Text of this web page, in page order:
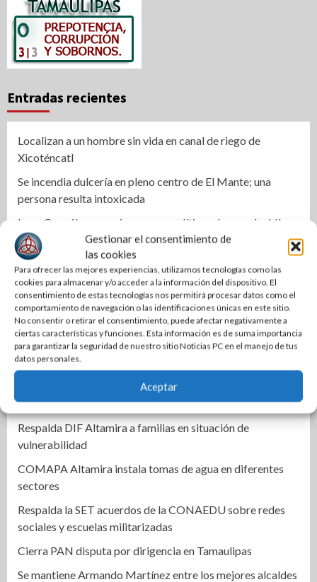
Gestionar el consentimiento de
las cookies
Para ofrecer las mejores experiencias, utilizamos tecnologías como las
cookies para almacenar y/o acceder a la información del dispositivo. El
consentimiento de estas tecnologías nos permitirá procesar datos como el
comportamiento de navegación o las identificaciones únicas en este sitio.
No consentir o retirar el consentimiento, puede afectar negativamente a
ciertas características y funciones. Esta información es de suma importancia
para garantizar la seguridad de nuestro sitio Noticias PC en el manejo de tus
datos personales.
Aceptar
Entradas recientes
Localizan a un hombre sin vida en canal de riego de
Xicoténcatl
Se incendia dulcería en pleno centro de El Mante; una
persona resulta intoxicada
Lupe González anuncia regreso político y busca alcaldía
de Ciudad Madero
Una Tras Otra | Turistean en la CDM aspirantes a
coordinadores
Gobierno de Tampico fortalece control y transparencia en
mercados rodantes
Regreso a clases moverá 925 millones de pesos en
Reynosa
Ciudad Madero impulsa programa integral para fortalecer
autonomía y bienestar de las mujeres
Respalda DIF Altamira a familias en situación de
vulnerabilidad
COMAPA Altamira instala tomas de agua en diferentes
sectores
Respalda la SET acuerdos de la CONAEDU sobre redes
sociales y escuelas militarizadas
Cierra PAN disputa por dirigencia en Tamaulipas
Se mantiene Armando Martínez entre los mejores alcaldes